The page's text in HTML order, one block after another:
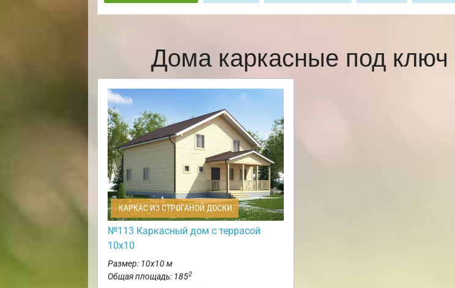
Дома каркасные под
КАРКАС ИЗ СТРОГАНОЙ ДОСКИ
№113 Каркасный дом с террасой
10х10
Размер: 10х10 м
Общая площадь: 1852